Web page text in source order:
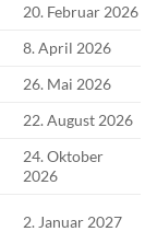
20. Februar 2026
8. April 2026
26. Mai 2026
22. August 2026
24. Oktober
2026
2. Januar 2027